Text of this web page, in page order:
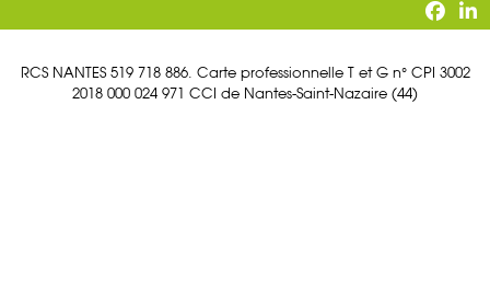
RCS NANTES 519 718 886. Carte professionnelle T et G n° CPI 3002
2018 000 024 971 CCI de Nantes-Saint-Nazaire (44)